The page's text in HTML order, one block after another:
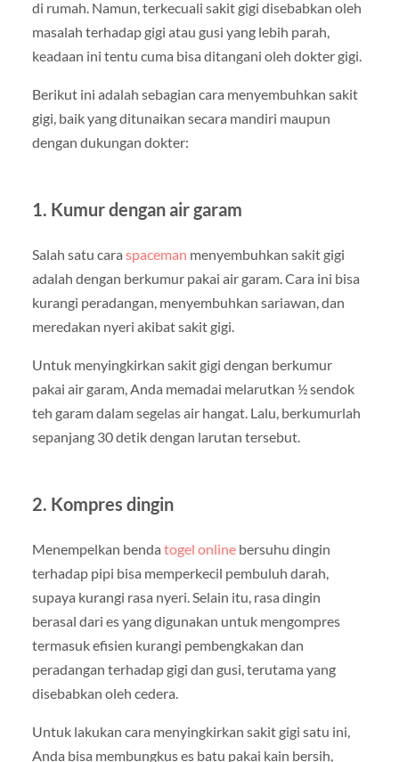
di rumah. Namun, terkecuali sakit gigi disebabkan oleh
masalah terhadap gigi atau gusi yang lebih parah,
keadaan ini tentu cuma bisa ditangani oleh dokter gigi.
Berikut ini adalah sebagian cara menyembuhkan sakit
gigi, baik yang ditunaikan secara mandiri maupun
dengan dukungan dokter:
1. Kumur dengan air garam
Salah satu cara spaceman menyembuhkan sakit gigi
adalah dengan berkumur pakai air garam. Cara ini bisa
kurangi peradangan, menyembuhkan sariawan, dan
meredakan nyeri akibat sakit gigi.
Untuk menyingkirkan sakit gigi dengan berkumur
pakai air garam, Anda memadai melarutkan ½ sendok
teh garam dalam segelas air hangat. Lalu, berkumurlah
sepanjang 30 detik dengan larutan tersebut.
2. Kompres dingin
Menempelkan benda togel onlinebersuhu dingin
terhadap pipi bisa memperkecil pembuluh darah,
supaya kurangi rasa nyeri. Selain itu, rasa dingin
berasal dari es yang digunakan untuk mengompres
termasuk efisien kurangi pembengkakan dan
peradangan terhadap gigi dan gusi, terutama yang
disebabkan oleh cedera.
Untuk lakukan cara menyingkirkan sakit gigi satu ini,
Anda bisa membungkus es batu pakai kain bersih,